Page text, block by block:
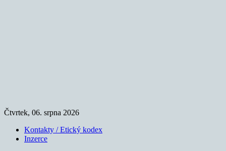
Čtvrtek, 06. srpna 2026
Kontakty / Etický kodex
Inzerce